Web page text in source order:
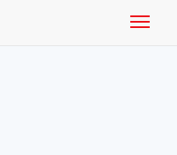
Toggle